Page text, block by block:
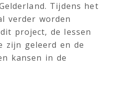
Tijdens het
verder worden
project, de lessen
zijn geleerd en de
kansen in de